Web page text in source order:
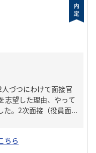
づつにわけて面接官
志望した理由、やって
た。2次面接（役員面...
ちら